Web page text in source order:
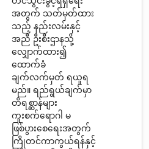
အတွက် သတ်မှတ်ထား
သည့် နည်းလမ်းနှင့်
အညီ ဦးစီးဌာနသို့
လျှောက်ထား၍
ထောက်ခံ
ချက်လက်မှတ် ရယူရ
မည်။ ရည်ရွယ်ချက်မှာ
တိရစ္ဆာန်များ
ကူးစက်ရောဂါ မ
ဖြစ်ပွားစေရေးအတွက်
ကြိုတင်ကာကွယ်ရန်နှင့်